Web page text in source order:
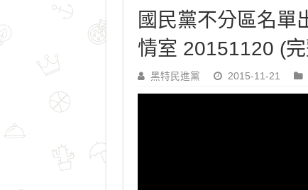
國民黨不分區名單
情室 20151120 (
黑特民進黨 2015-11-21